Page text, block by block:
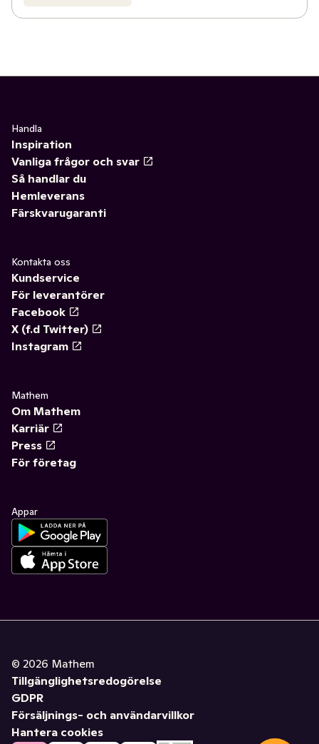
Handla
Inspiration
Vanliga frågor och svar
Så handlar du
Hemleverans
Färskvarugaranti
Kontakta oss
Kundservice
För leverantörer
Facebook
X (f.d Twitter)
Instagram
Mathem
Om Mathem
Karriär
Press
För företag
Appar
© 2026 Mathem
Tillgänglighetsredogörelse
GDPR
Försäljnings- och användarvillkor
Hantera cookies